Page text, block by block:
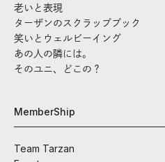
老いと表現
ターザンのスクラップブック
笑いとウェルビーイング
あの人の隣には。
そのユニ、どこの？
MemberShip
Team Tarzan